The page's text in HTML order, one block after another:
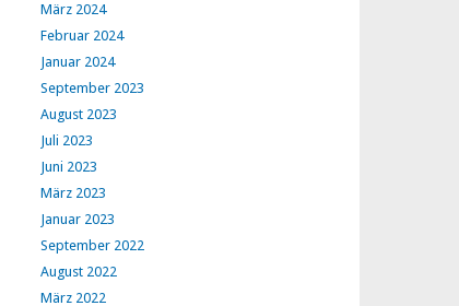
März 2024
Februar 2024
Januar 2024
September 2023
August 2023
Juli 2023
Juni 2023
März 2023
Januar 2023
September 2022
August 2022
März 2022